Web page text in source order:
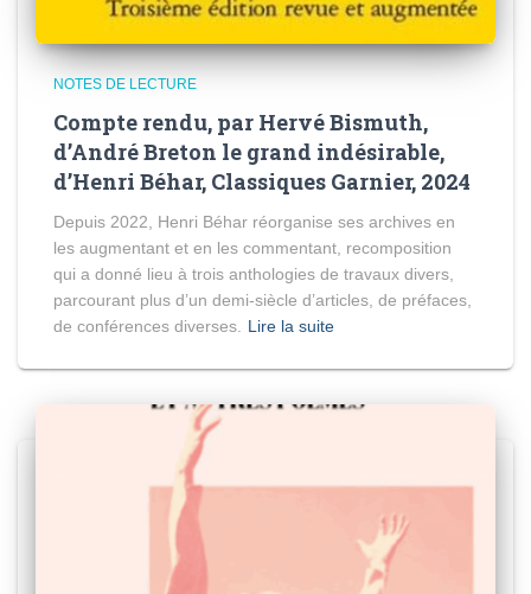
NOTES DE LECTURE
Compte rendu, par Hervé Bismuth,
d’André Breton le grand indésirable,
d’Henri Béhar, Classiques Garnier, 2024
Depuis 2022, Henri Béhar réorganise ses archives en
les augmentant et en les commentant, recomposition
qui a donné lieu à trois anthologies de travaux divers,
parcourant plus d’un demi-siècle d’articles, de préfaces,
de conférences diverses.
Lire la suite